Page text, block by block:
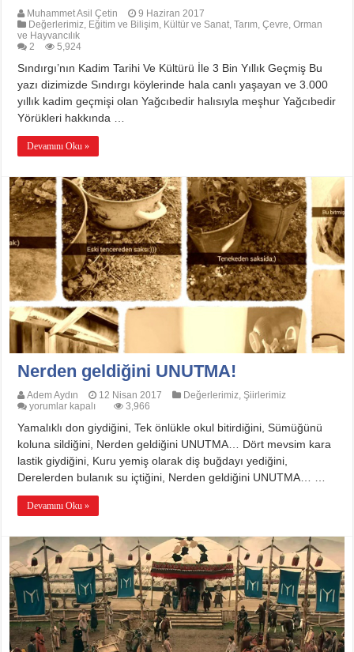
Muhammet Asil Çetin
9 Haziran 2017
Değerlerimiz Eğitim ve Bilişim Kültür ve Sanat ,Tarım, Çevre, Orman
ve Hayvancılık
2
5,924
Sındırgı’nın Kadim Tarihi Ve Kültürü İle 3 Bin Yıllık Geçmiş Bu
yazı dizimizde Sındırgı köylerinde hala canlı yaşayan ve 3.000
yıllık kadim geçmişi olan Yağcıbedir halısıyla meşhur Yağcıbedir
Yörükleri hakkında …
Devamını Oku »
Nerden geldiğini UNUTMA!
Adem Aydın 12 Nisan 2017 Değerlerimiz, Şiirlerimiz
Nerden
UNUTMA!
için
yorumlar kapalı 3,966
Yamalıklı don giydiğini, Tek önlükle okul bitirdiğini, Sümüğünü
koluna sildiğini, Nerden geldiğini UNUTMA… Dört mevsim kara
lastik giydiğini, Kuru yemiş olarak diş buğdayı yediğini,
Derelerden bulanık su içtiğini, Nerden geldiğini UNUTMA… …
Devamını Oku »